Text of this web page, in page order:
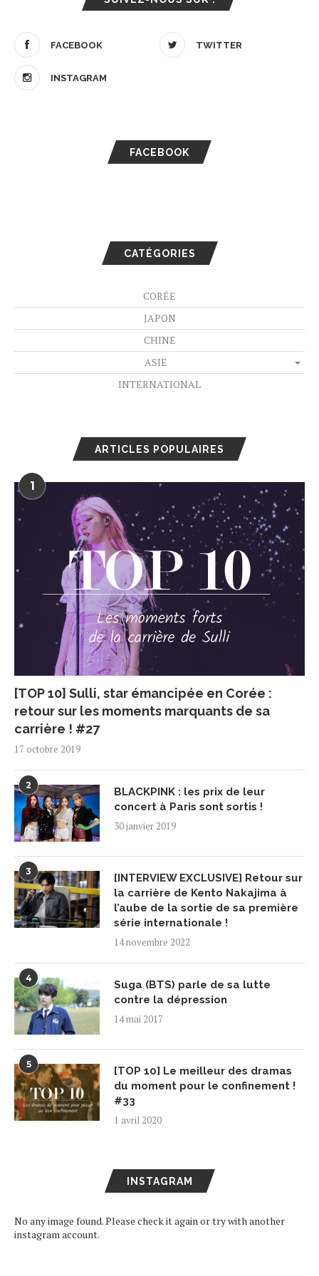
FACEBOOK TWITTER
INSTAGRAM
FACEBOOK
CATÉGORIES
CORÉE
JAPON
CHINE
ASIE
INTERNATIONAL
ARTICLES POPULAIRES
1
[TOP 10] Sulli, star émancipée en Corée :
retour sur les moments marquants de sa
carrière ! #27
17 octobre 2019
2
BLACKPINK : les prix de leur
concert à Paris sont sortis !
30 janvier 2019
3
[INTERVIEW EXCLUSIVE] Retour sur
la carrière de Kento Nakajima à
l’aube de la sortie de sa première
série internationale !
14 novembre 2022
4
Suga (BTS) parle de sa lutte
contre la dépression
14 mai 2017
5
[TOP 10] Le meilleur des dramas
du moment pour le confinement !
#33
1 avril 2020
INSTAGRAM
No any image found. Please check it again or try with another
instagram account.